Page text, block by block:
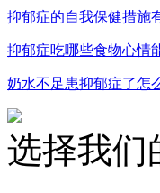
抑郁症的自我保健措施
抑郁症吃哪些食物心情
奶水不足患抑郁症了怎
选择我们